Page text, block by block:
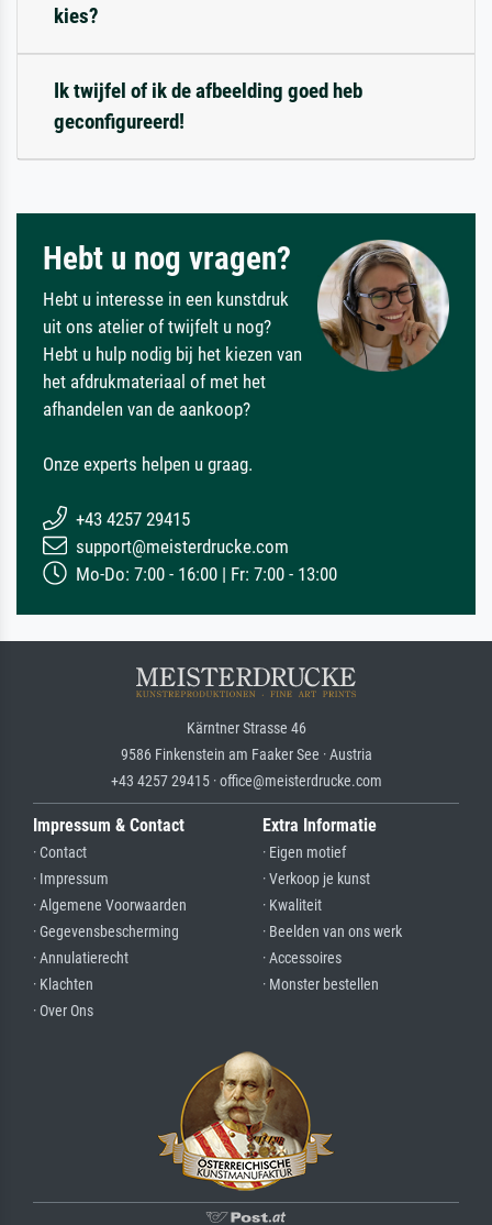
kies?
Ik twijfel of ik de afbeelding goed heb
geconfigureerd!
Hebt u nog vragen?
Hebt u interesse in een kunstdruk
uit ons atelier of twijfelt u nog?
Hebt u hulp nodig bij het kiezen van
het afdrukmateriaal of met het
afhandelen van de aankoop?
Onze experts helpen u graag.
+43 4257 29415
support@meisterdrucke.com
Mo-Do: 7:00 - 16:00 | Fr: 7:00 - 13:00
Kärntner Strasse 46
9586 Finkenstein am Faaker See · Austria
+43 4257 29415 · office@meisterdrucke.com
Impressum & Contact
· Contact
· Impressum
· Algemene Voorwaarden
· Gegevensbescherming
· Annulatierecht
· Klachten
· Over Ons
Extra Informatie
· Eigen motief
· Verkoop je kunst
· Kwaliteit
· Beelden van ons werk
· Accessoires
· Monster bestellen